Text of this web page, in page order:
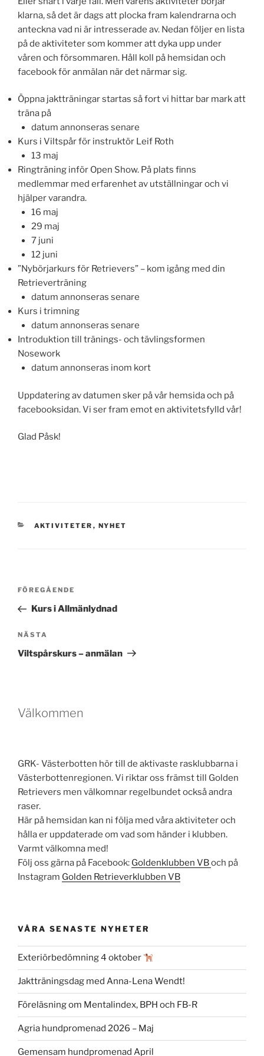
klarna, så det är dags att plocka fram kalendrarna och
anteckna vad ni är intresserade av. Nedan följer en lista
på de aktiviteter som kommer att dyka upp under
våren och försommaren. Håll koll på hemsidan och
facebook för anmälan när det närmar sig.
Öppna jaktträningar startas så fort vi hittar bar mark att
träna på
datum annonseras senare
Kurs i Viltspår för instruktör Leif Roth
13 maj
Ringträning inför Open Show. På plats finns
medlemmar med erfarenhet av utställningar och vi
hjälper varandra.
16 maj
29 maj
7 juni
12 juni
”Nybörjarkurs för Retrievers” – kom igång med din
Retrieverträning
datum annonseras senare
Kurs i trimning
datum annonseras senare
Introduktion till tränings- och tävlingsformen
Nosework
datum annonseras inom kort
Uppdatering av datumen sker på vår hemsida och på
facebooksidan. Vi ser fram emot en aktivitetsfylld vår!
Glad Påsk!
KATEGORIER
AKTIVITETER , NYHET
Inläggsnavigering
Föregående
inlägg
FÖREGÅENDE
Kurs i Allmänlydnad
Nästa
inlägg
NÄSTA
Viltspårskurs – anmälan
Välkommen
GRK- Västerbotten hör till de aktivaste rasklubbarna i
Västerbottenregionen. Vi riktar oss främst till Golden
Retrievers men välkomnar regelbundet också andra
raser.
Här på hemsidan kan ni följa med våra aktiviteter och
hålla er uppdaterade om vad som händer i klubben.
Varmt välkomna med!
Följ oss gärna på Facebook: Goldenklubben VBoch på
Instagram Golden Retrieverklubben VB
VÅRA SENASTE NYHETER
Exteriörbedömning 4 oktober
Jaktträningsdag med Anna-Lena Wendt!
Föreläsning om Mentalindex, BPH och FB-R
Agria hundpromenad 2026 – Maj
Gemensam hundpromenad April